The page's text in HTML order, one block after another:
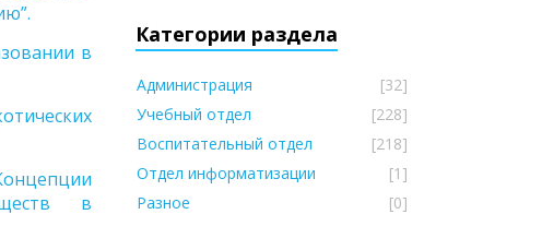
в
в
Категории раздела
Администрация
[32]
Учебный отдел
[228]
Воспитательный отдел
[218]
Отдел информатизации
[1]
Разное
[0]